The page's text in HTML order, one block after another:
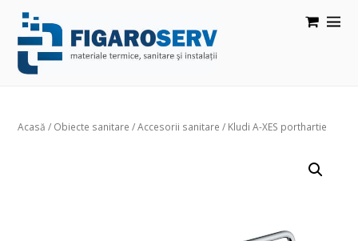
Acasă / Obiecte sanitare /Accesorii sanitare / Kludi A-XES porthartie